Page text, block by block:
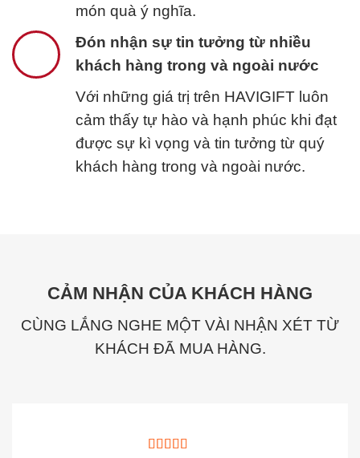
món quà ý nghĩa.
Đón nhận sự tin tưởng từ nhiều
khách hàng trong và ngoài nước
Với những giá trị trên HAVIGIFT luôn
cảm thấy tự hào và hạnh phúc khi đạt
được sự kì vọng và tin tưởng từ quý
khách hàng trong và ngoài nước.
CẢM NHẬN CỦA KHÁCH HÀNG
CÙNG LẮNG NGHE MỘT VÀI NHẬN XÉT TỪ
KHÁCH ĐÃ MUA HÀNG.